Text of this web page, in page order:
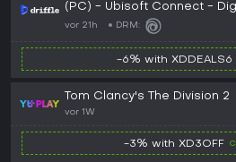
(PC) - Ubisoft Connect -
vor 21h DRM:
-6% with XDDEALS6
Tom Clancy's The Division 2
vor 1W
-3% with XD3OFF